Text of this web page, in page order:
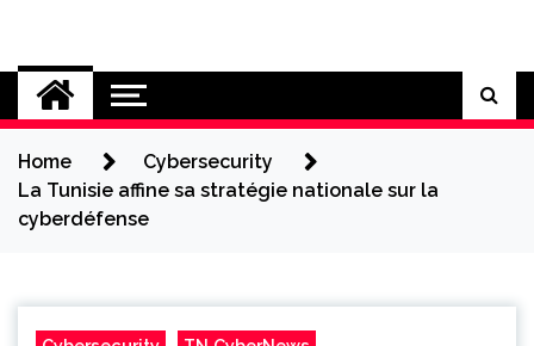
content
Cybersecurity News
Home
Cybersecurity
La Tunisie affine sa stratégie nationale sur la
cyberdéfense